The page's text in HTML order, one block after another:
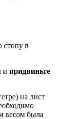
стопу в
и придвиньте
на лист
весом была